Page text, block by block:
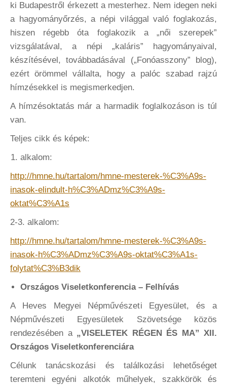
ki Budapestről érkezett a mesterhez. Nem idegen neki
a hagyományőrzés, a népi világgal való foglakozás,
hiszen régebb óta foglakozik a „női szerepek”
vizsgálatával, a népi „kaláris” hagyományaival,
készítésével, továbbadásával („Fonóasszony” blog),
ezért örömmel vállalta, hogy a palóc szabad rajzú
hímzésekkel is megismerkedjen.
A hímzésoktatás már a harmadik foglalkozáson is túl
van.
Teljes cikk és képek:
alkalom:
http://hmne.hu/tartalom/hmne-mesterek-%C3%A9s-
inasok-elindult-h%C3%ADmz%C3%A9s-
oktat%C3%A1s
2-3. alkalom:
http://hmne.hu/tartalom/hmne-mesterek-%C3%A9s-
inasok-h%C3%ADmz%C3%A9s-oktat%C3%A1s-
folytat%C3%B3dik
Országos Viseletkonferencia – Felhívás
A Heves Megyei Népművészeti Egyesület, és a
Népművészeti Egyesületek Szövetsége közös
rendezésében a „VISELETEK RÉGEN ÉS MA” XII.
Országos Viseletkonferenciára
Célunk tanácskozási és találkozási lehetőséget
teremteni egyéni alkotók műhelyek, szakkörök és